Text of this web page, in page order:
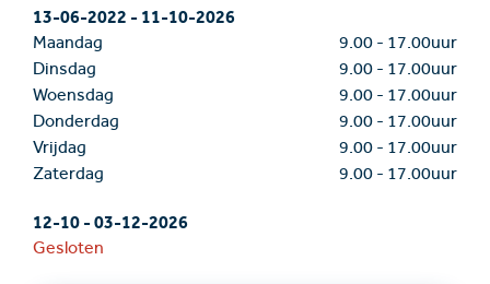
13-06-2022-11-10-2026
Maandag 9.00 - 17.00uur
Dinsdag
9.00 - 17.00uur
Woensdag
9.00 - 17.00uur
Donderdag
9.00 - 17.00uur
Vrijdag
9.00 - 17.00uur
Zaterdag
9.00 - 17.00uur
12-10-03-12-2026
Gesloten